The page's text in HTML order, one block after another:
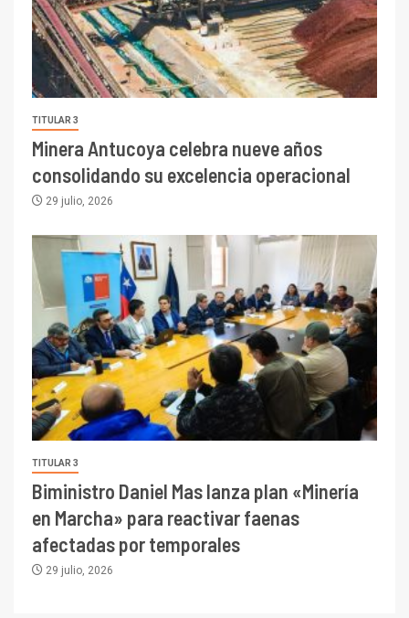
TITULAR 3
Minera Antucoya celebra nueve años
consolidando su excelencia operacional
29 julio, 2026
TITULAR 3
Biministro Daniel Mas lanza plan «Minería
en Marcha» para reactivar faenas
afectadas por temporales
29 julio, 2026